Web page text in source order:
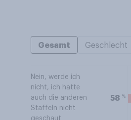
Gesamt Geschlecht
Nein, werde ich
nicht, ich hatte
auch die anderen
Staffeln nicht
geschaut
58 %